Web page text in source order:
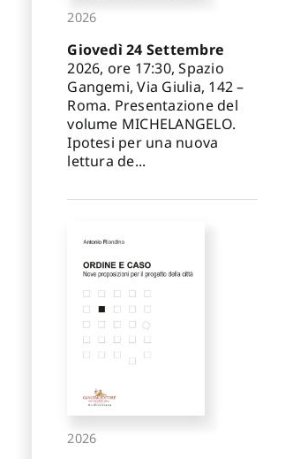
2026
Giovedì 24 Settembre
2026, ore 17:30, Spazio
Gangemi, Via Giulia, 142 –
Roma. Presentazione del
volume MICHELANGELO.
Ipotesi per una nuova
lettura de...
2026